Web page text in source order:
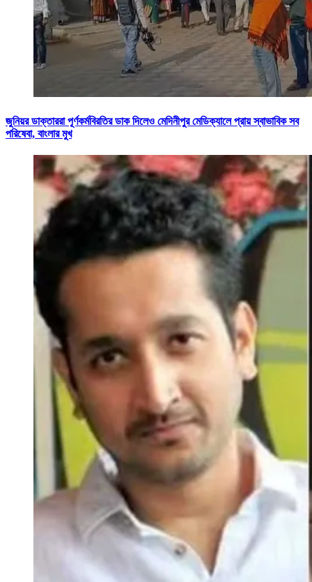
জুনিয়র ডাক্তাররা পূর্ণকর্মবিরতির ডাক দিলেও মেদিনীপুর মেডিক্যালে প্রায় স্বাভাবিক সব
পরিষেবা, বাংলার মুখ